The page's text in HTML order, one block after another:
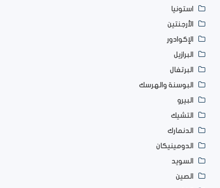
استونيا
الأرجنتين
الإكوادور
البرازيل
البرتغال
البوسنة والهرسك
البيرو
التشيك
الدنمارك
الدومينيكان
السويد
الصين